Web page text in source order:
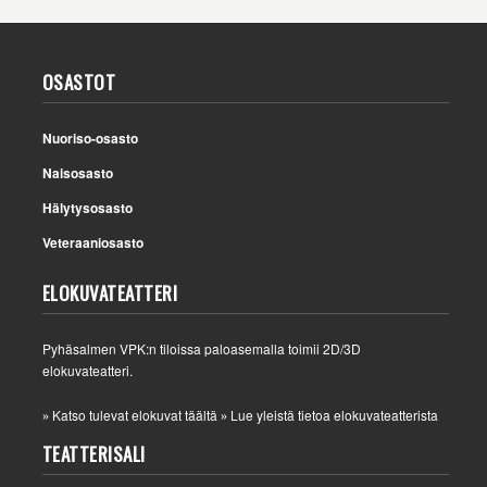
OSASTOT
Nuoriso-osasto
Naisosasto
Hälytysosasto
Veteraaniosasto
ELOKUVATEATTERI
Pyhäsalmen VPK:n tiloissa paloasemalla toimii 2D/3D
elokuvateatteri.
» Katso tulevat elokuvat täältä » Lue yleistä tietoa elokuvateatterista
TEATTERISALI